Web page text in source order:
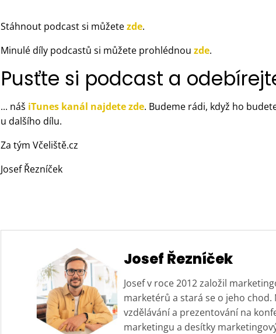
Stáhnout podcast si můžetezde.
Minulé díly podcastů si můžete prohlédnou zde.
Pusťte si podcast a
... náš iTunes kanál najdete zde. Budeme rádi, když ho
u dalšího dílu.
Za tým Včeliště.cz
Josef Řezníček
Josef Řezníček
Josef v roce 2012 založil
marketérů a stará se o jeho chod.
vzdělávání a prezentování na
marketingu a desítky